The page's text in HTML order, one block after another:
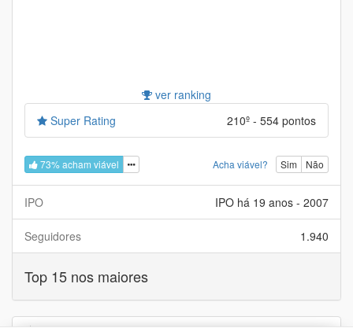
ver ranking
Super Rating
210º - 554 pontos
73% acham viável Acha viável? Sim Não
IPO IPO há 19 anos - 2007
Seguidores 1.940
Top 15 nos maiores